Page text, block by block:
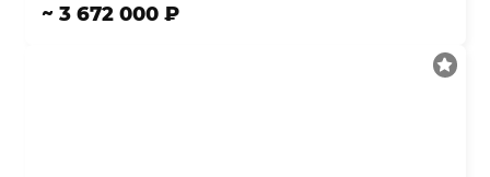
~ 3 672 000 ₽